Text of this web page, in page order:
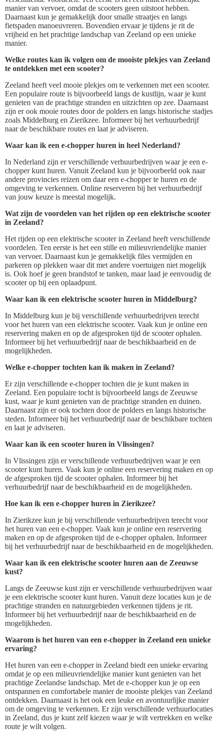
manier van vervoer, omdat de scooters geen uitstoot hebben.
Daarnaast kun je gemakkelijk door smalle straatjes en langs
fietspaden manoeuvreren. Bovendien ervaar je tijdens je rit de
vrijheid en het prachtige landschap van Zeeland op een unieke
manier.
Welke routes kan ik volgen om de mooiste plekjes van Zeeland
te ontdekken met een scooter?
Zeeland heeft veel mooie plekjes om te verkennen met een scooter.
Een populaire route is bijvoorbeeld langs de kustlijn, waar je kunt
genieten van de prachtige stranden en uitzichten op zee. Daarnaast
zijn er ook mooie routes door de polders en langs historische stadjes
zoals Middelburg en Zierikzee. Informeer bij het verhuurbedrijf
naar de beschikbare routes en laat je adviseren.
Waar kan ik een e-chopper huren in heel Nederland?
In Nederland zijn er verschillende verhuurbedrijven waar je een e-
chopper kunt huren. Vanuit Zeeland kun je bijvoorbeeld ook naar
andere provincies reizen om daar een e-chopper te huren en de
omgeving te verkennen. Online reserveren bij het verhuurbedrijf
van jouw keuze is meestal mogelijk.
Wat zijn de voordelen van het rijden op een elektrische scooter
in Zeeland?
Het rijden op een elektrische scooter in Zeeland heeft verschillende
voordelen. Ten eerste is het een stille en milieuvriendelijke manier
van vervoer. Daarnaast kun je gemakkelijk files vermijden en
parkeren op plekken waar dit met andere voertuigen niet mogelijk
is. Ook hoef je geen brandstof te tanken, maar laad je eenvoudig de
scooter op bij een oplaadpunt.
Waar kan ik een elektrische scooter huren in Middelburg?
In Middelburg kun je bij verschillende verhuurbedrijven terecht
voor het huren van een elektrische scooter. Vaak kun je online een
reservering maken en op de afgesproken tijd de scooter ophalen.
Informeer bij het verhuurbedrijf naar de beschikbaarheid en de
mogelijkheden.
Welke e-chopper tochten kan ik maken in Zeeland?
Er zijn verschillende e-chopper tochten die je kunt maken in
Zeeland. Een populaire tocht is bijvoorbeeld langs de Zeeuwse
kust, waar je kunt genieten van de prachtige stranden en duinen.
Daarnaast zijn er ook tochten door de polders en langs historische
steden. Informeer bij het verhuurbedrijf naar de beschikbare tochten
en laat je adviseren.
Waar kan ik een scooter huren in Vlissingen?
In Vlissingen zijn er verschillende verhuurbedrijven waar je een
scooter kunt huren. Vaak kun je online een reservering maken en op
de afgesproken tijd de scooter ophalen. Informeer bij het
verhuurbedrijf naar de beschikbaarheid en de mogelijkheden.
Hoe kan ik een e-chopper huren in Zierikzee?
In Zierikzee kun je bij verschillende verhuurbedrijven terecht voor
het huren van een e-chopper. Vaak kun je online een reservering
maken en op de afgesproken tijd de e-chopper ophalen. Informeer
bij het verhuurbedrijf naar de beschikbaarheid en de mogelijkheden.
Waar kan ik een elektrische scooter huren aan de Zeeuwse
kust?
Langs de Zeeuwse kust zijn er verschillende verhuurbedrijven waar
je een elektrische scooter kunt huren. Vanuit deze locaties kun je de
prachtige stranden en natuurgebieden verkennen tijdens je rit.
Informeer bij het verhuurbedrijf naar de beschikbaarheid en de
mogelijkheden.
Waarom is het huren van een e-chopper in Zeeland een unieke
ervaring?
Het huren van een e-chopper in Zeeland biedt een unieke ervaring
omdat je op een milieuvriendelijke manier kunt genieten van het
prachtige Zeelandse landschap. Met de e-chopper kun je op een
ontspannen en comfortabele manier de mooiste plekjes van Zeeland
ontdekken. Daarnaast is het ook een leuke en avontuurlijke manier
om de omgeving te verkennen. Er zijn verschillende verhuurlocaties
in Zeeland, dus je kunt zelf kiezen waar je wilt vertrekken en welke
route je wilt volgen.